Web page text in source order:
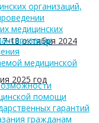
18 октября 2024
2025 год
организаций,
медицинских
медицинской
помощи
гарантий
гражданам